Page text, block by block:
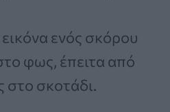
ενός σκόρου
φως, έπειτα από
στο σκοτάδι.